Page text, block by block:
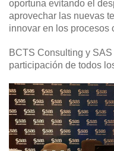
oportuna evitando el
aprovechar las nuevas
innovar en los procesos
BCTS Consulting y
participación de todos